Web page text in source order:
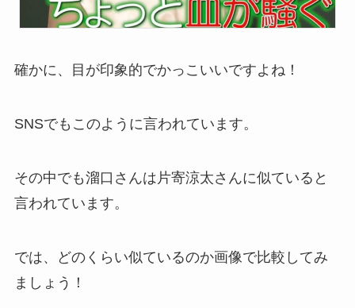
確かに、目が印象的でかっこいいですよね！
SNSでもこのように言われています。
その中でも溜口さんは片寄涼太さんに似ていると
言われています。
では、どのくらい似ているのか画像で比較してみ
ましょう！